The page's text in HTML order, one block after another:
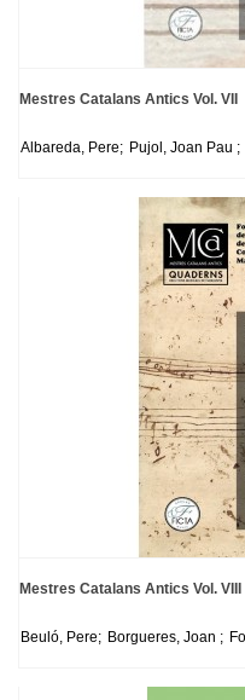
Mestres Catalans Antics Vol. VII
Albareda, Pere; Pujol, Joan Pau ;
Mestres Catalans Antics Vol. VIII
Beuló, Pere; Borgueres, Joan ;